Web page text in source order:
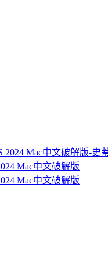
Mac中文破解版
Mac中文破解版